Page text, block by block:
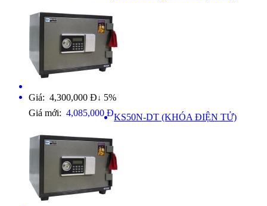
Giá: 4,300,000 Đ ↓ 5%
Giá mới: 4,085,000 ĐKS50N-DT (KHÓA ĐIỆN TỬ)